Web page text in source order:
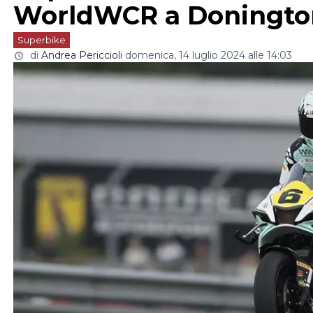
WorldWCR a
Superbike
di Andrea Periccioli domenica, 14 luglio 2024 alle 14:03